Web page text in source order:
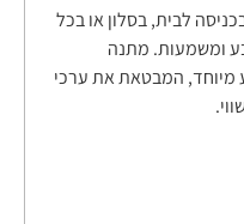
לבית, בסלון או בכל
ומשמעות. מתנה
מיוחד, המבטאת את ערכי